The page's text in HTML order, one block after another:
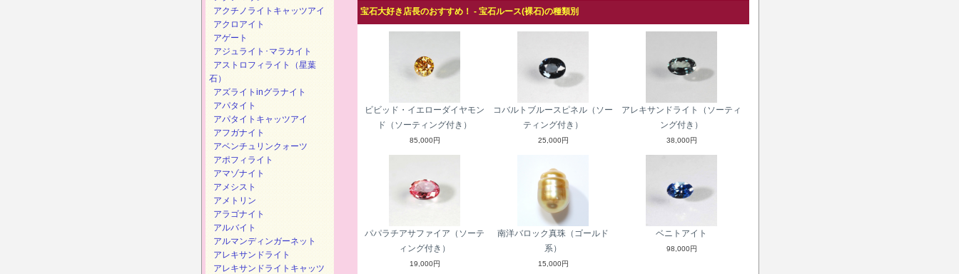
宝石大好き店長のおすすめ！ - 宝石ルース(裸石)の種類別
ビビッド・イエローダイヤモン
ド（ソーティング付き）
85,000円
コバルトブルースピネル（ソー
ティング付き）
25,000円
アレキサンドライト（ソーティ
ング付き）
38,000円
パパラチアサファイア（ソーテ
ィング付き）
19,000円
南洋バロック真珠（ゴールド
系）
15,000円
ベニトアイト
98,000円
アクチノライトキャッツアイ
アクロアイト
アゲート
アジュライト･マラカイト
アストロフィライト（星葉
石）
アズライトinグラナイト
アパタイト
アパタイトキャッツアイ
アフガナイト
アベンチュリンクォーツ
アポフィライト
アマゾナイト
アメシスト
アメトリン
アラゴナイト
アルバイト
アルマンディンガーネット
アレキサンドライト
アレキサンドライトキャッツ